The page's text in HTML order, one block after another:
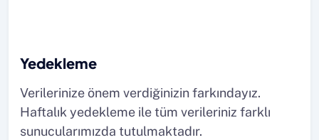
Yedekleme
Verilerinize önem verdiğinizin farkındayız.
Haftalık yedekleme ile tüm verileriniz farklı
sunucularımızda tutulmaktadır.